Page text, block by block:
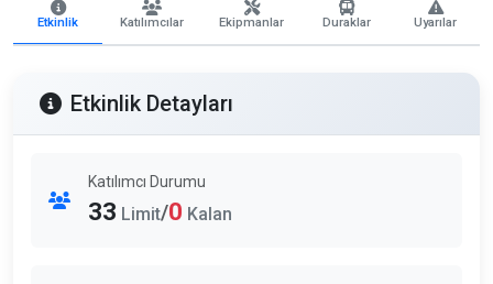
Etkinlik Katılımcılar Ekipmanlar Duraklar Uyarılar
Etkinlik Detayları
Katılımcı Durumu
33 Limit/0 Kalan